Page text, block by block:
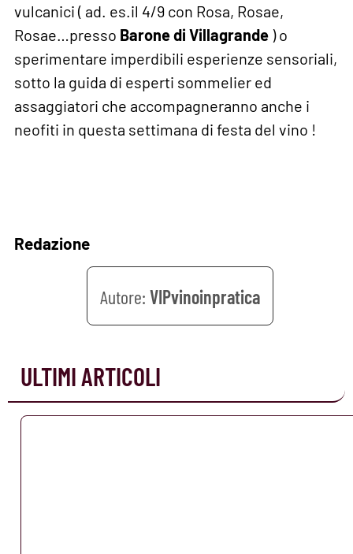
vulcanici ( ad. es.il 4/9 con Rosa, Rosae,
Rosae…presso Barone di Villagrande ) o
sperimentare imperdibili esperienze sensoriali,
sotto la guida di esperti sommelier ed
assaggiatori che accompagneranno anche i
neofiti in questa settimana di festa del vino !
Redazione
VIPvinoinpratica
ULTIMI ARTICOLI